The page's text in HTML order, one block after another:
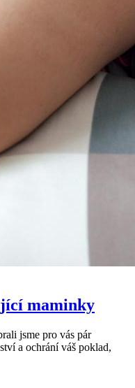
maminky
jsme pro vás pár
a ochrání váš poklad,